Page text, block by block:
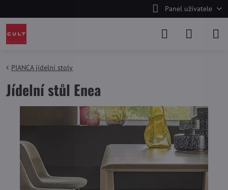
Panel uživatele
PIANCA jídelní stoly
Jídelní stůl Enea